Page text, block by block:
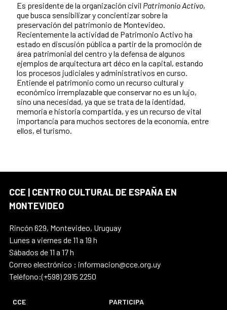
Es presidente de la organización civil Patrimonio Activo,
que busca sensibilizar y concientizar sobre la
preservación del patrimonio de Montevideo.
Recientemente la actividad de Patrimonio Activo ha
estado en discusión pública a partir de la promoción de
área patrimonial del centro y la defensa de algunos
ejemplos de arquitectura art déco en la capital, estando
los procesos judiciales y administrativos en curso.
Entiende el patrimonio como un recurso cultural y
económico irremplazable que conservar no es un lujo,
sino una necesidad, ya que se trata de la identidad,
memoria e historia compartida, y es un recurso de vital
importancia para muchos sectores de la economía, entre
ellos, el turismo.
CCE | CENTRO CULTURAL DE ESPAÑA EN
MONTEVIDEO
Rincón 629, Montevideo, Uruguay
Lunes a viernes de 11 a 19 h
Sábados de 11 a 17 h
Correo electrónico : informacion@cce.org.uy
Teléfono:(+598) 2915 2250
CCE
PARTICIPA